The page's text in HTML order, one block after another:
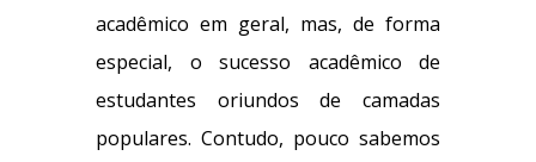
acadêmico em geral, mas, de forma
especial, o sucesso acadêmico de
estudantes oriundos de camadas
populares. Contudo, pouco sabemos